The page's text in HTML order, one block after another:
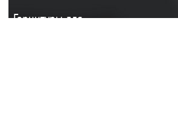
Гарнитуры для